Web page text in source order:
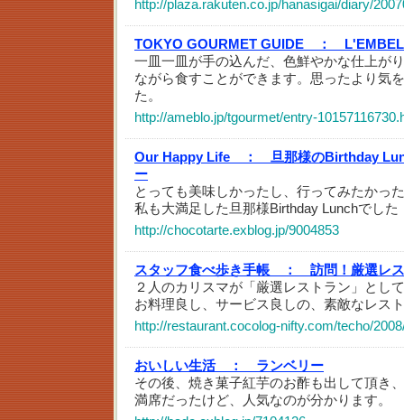
http://plaza.rakuten.co.jp/hanasigai/diary/
TOKYO GOURMET GUIDE ：
一皿一皿が手の込んだ、色鮮やかな仕上が
ながら食すことができます。思ったより気
た。
http://ameblo.jp/tgourmet/entry-
Our Happy Life ：
旦那様のBirthday
ー
とっても美味しかったし、行ってみたかっ
私も大満足した旦那様Birthday Lunchでした
http://chocotarte.exblog.jp/9004853
スタッフ食べ歩き手帳 ：
訪問！厳選レ
２人のカリスマが「厳選レストラン」とし
お料理良し、サービス良しの、素敵なレス
http://restaurant.cocolog-nifty.com/techo/
おいしい生活 ：
ランベリー
その後、焼き菓子紅芋のお酢も出して頂き
満席だったけど、人気なのが分かります。